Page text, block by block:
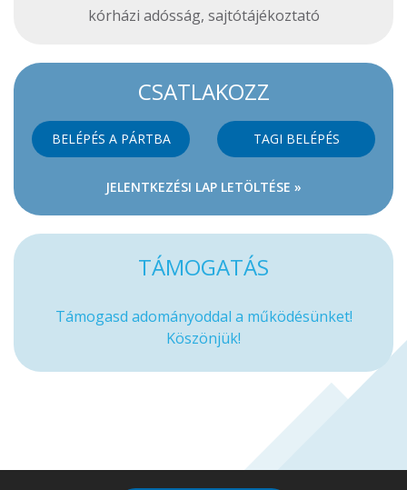
kórházi adósság, sajtótájékoztató
CSATLAKOZZ
BELÉPÉS A PÁRTBA TAGI BELÉPÉS
JELENTKEZÉSI LAP LETÖLTÉSE »
TÁMOGATÁS
Támogasd adományoddal a működésünket!
Köszönjük!